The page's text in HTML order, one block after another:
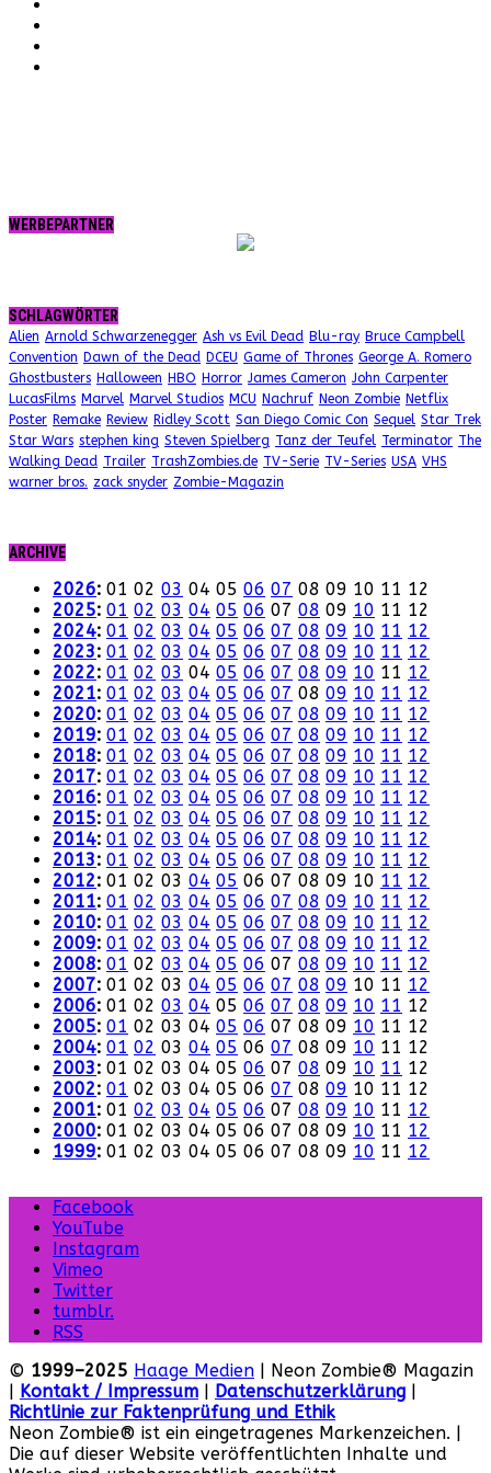
WERBEPARTNER
SCHLAGWÖRTER
Alien Arnold Schwarzenegger Ash vs Evil Dead Blu-ray Bruce Campbell
Convention Dawn of the Dead DCEU Game of Thrones George A. Romero
Ghostbusters Halloween HBO Horror James Cameron John Carpenter
LucasFilms Marvel Marvel Studios MCU Nachruf Neon Zombie Netflix
Poster Remake Review Ridley Scott San Diego Comic Con Sequel Star Trek
Star Wars stephen king Steven Spielberg Tanz der Teufel Terminator The
Walking Dead Trailer TrashZombies.de TV-Serie TV-Series USA VHS
warner bros. zack snyder Zombie-Magazin
ARCHIVE
2026: 01 02 03 04 05 06 07 08 09 10 11 12
2025: 01 02 03 04 05 06 07 08 09 10 11 12
2024: 01 02 03 04 05 06 07 08 09 10 11 12
2023: 01 02 03 04 05 06 07 08 09 10 11 12
2022: 01 02 03 04 05 06 07 08 09 10 11 12
2021: 01 02 03 04 05 06 07 08 09 10 11 12
2020: 01 02 03 04 05 06 07 08 09 10 11 12
2019: 01 02 03 04 05 06 07 08 09 10 11 12
2018: 01 02 03 04 05 06 07 08 09 10 11 12
2017: 01 02 03 04 05 06 07 08 09 10 11 12
2016: 01 02 03 04 05 06 07 08 09 10 11 12
2015: 01 02 03 04 05 06 07 08 09 10 11 12
2014: 01 02 03 04 05 06 07 08 09 10 11 12
2013: 01 02 03 04 05 06 07 08 09 10 11 12
2012: 01 02 03 04 05 06 07 08 09 10 11 12
2011: 01 02 03 04 05 06 07 08 09 10 11 12
2010: 01 02 03 04 05 06 07 08 09 10 11 12
2009: 01 02 03 04 05 06 07 08 09 10 11 12
2008: 01 02 03 04 05 06 07 08 09 10 11 12
2007: 01 02 03 04 05 06 07 08 09 10 11 12
2006: 01 02 03 04 05 06 07 08 09 10 11 12
2005: 01 02 03 04 05 06 07 08 09 10 11 12
2004: 01 02 03 04 05 06 07 08 09 10 11 12
2003: 01 02 03 04 05 06 07 08 09 10 11 12
2002: 01 02 03 04 05 06 07 08 09 10 11 12
2001: 01 02 03 04 05 06 07 08 09 10 11 12
2000: 01 02 03 04 05 06 07 08 09 10 11 12
1999: 01 02 03 04 05 06 07 08 09 10 11 12
Facebook
YouTube
Instagram
Vimeo
Twitter
tumblr.
RSS
© 1999–2025 Haage Medien | Neon Zombie® Magazin
| Kontakt / Impressum | Datenschutzerklärung |
Richtlinie zur Faktenprüfung und Ethik
Neon Zombie® ist ein eingetragenes Markenzeichen. |
Die auf dieser Website veröffentlichten Inhalte und